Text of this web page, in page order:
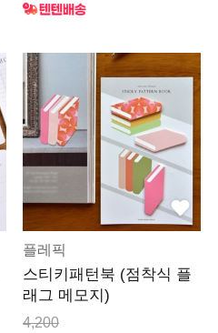
플레픽
스티키패턴북 (점착식 플
래그 메모지)
4,200